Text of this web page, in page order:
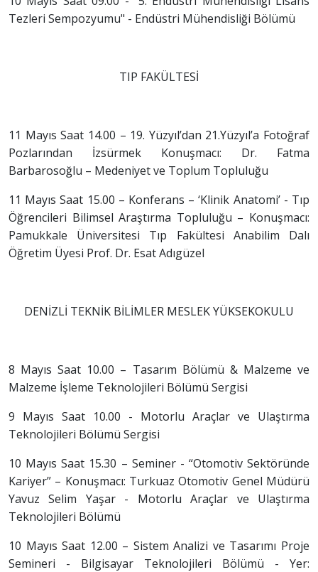
Tezleri Sempozyumu" - Endüstri Mühendisliği Bölümü
TIP FAKÜLTESİ
11 Mayıs Saat 14.00 – 19. Yüzyıl’dan 21.Yüzyıl’a Fotoğraf
Pozlarından İzsürmek Konuşmacı: Dr. Fatma
Barbarosoğlu – Medeniyet ve Toplum Topluluğu
11 Mayıs Saat 15.00 – Konferans – ‘Klinik Anatomi’ - Tıp
Öğrencileri Bilimsel Araştırma Topluluğu – Konuşmacı:
Pamukkale Üniversitesi Tıp Fakültesi Anabilim Dalı
Öğretim Üyesi Prof. Dr. Esat Adıgüzel
DENİZLİ TEKNİK BİLİMLER MESLEK YÜKSEKOKULU
8 Mayıs Saat 10.00 – Tasarım Bölümü & Malzeme ve
Malzeme İşleme Teknolojileri Bölümü Sergisi
9 Mayıs Saat 10.00 - Motorlu Araçlar ve Ulaştırma
Teknolojileri Bölümü Sergisi
10 Mayıs Saat 15.30 – Seminer - “Otomotiv Sektöründe
Kariyer” – Konuşmacı: Turkuaz Otomotiv Genel Müdürü
Yavuz Selim Yaşar - Motorlu Araçlar ve Ulaştırma
Teknolojileri Bölümü
10 Mayıs Saat 12.00 – Sistem Analizi ve Tasarımı Proje
Semineri - Bilgisayar Teknolojileri Bölümü - Yer: